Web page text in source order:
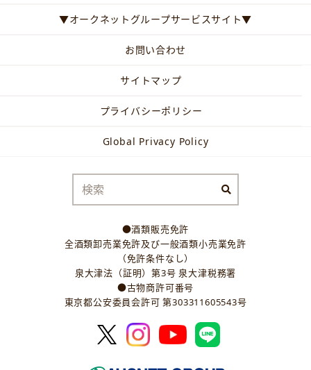
▼オークネットグループサービスサイト▼
お問い合わせ
サイトマップ
プライバシーポリシー
Global Privacy Policy
●酒類販売免許
全酒類卸売業免許及び一般酒類小売業免許
（免許条件なし）
泉大津法（証明）第3号 泉大津税務署
●古物商許可番号
東京都公安委員会許可 第303311605543号